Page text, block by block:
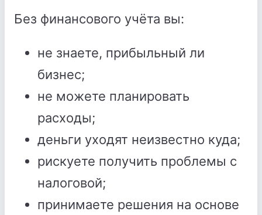
Без финансового учёта вы:
не знаете, прибыльный ли
бизнес;
не можете планировать
расходы;
деньги уходят неизвестно куда;
рискуете получить проблемы с
налоговой;
принимаете решения на основе